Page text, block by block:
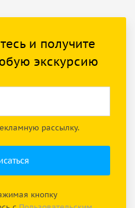
и получите
экскурсию
рассылку.
кнопку